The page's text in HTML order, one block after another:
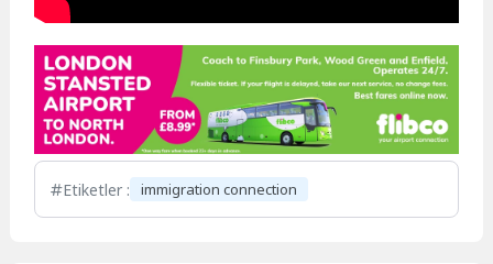
Etiketler : immigration connection